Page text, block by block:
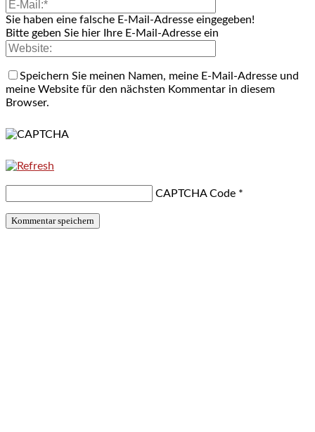
Sie haben eine falsche E-Mail-Adresse eingegeben!
Bitte geben Sie hier Ihre E-Mail-Adresse ein
Speichern Sie meinen Namen, meine E-Mail-Adresse und
meine Website für den nächsten Kommentar in diesem
Browser.
CAPTCHA Code *